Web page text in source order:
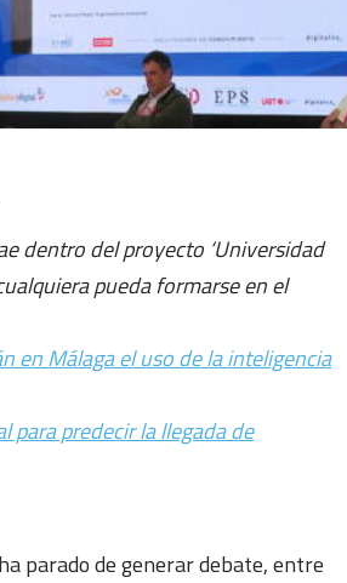
dentro del proyecto ‘Universidad
pueda formarse en el
en Málaga el uso de la inteligencia
para predecir la llegada de
parado de generar debate, entre